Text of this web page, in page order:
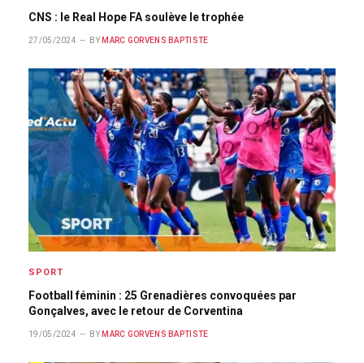
CNS : le Real Hope FA soulève le trophée
27/05/2024 BY MARC GORVENS BAPTISTE
SPORT
Football féminin : 25 Grenadières convoquées par
Gonçalves, avec le retour de Corventina
19/05/2024 BY MARC GORVENS BAPTISTE